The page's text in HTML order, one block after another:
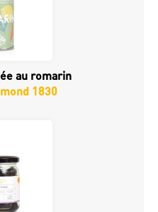
au romarin
1830